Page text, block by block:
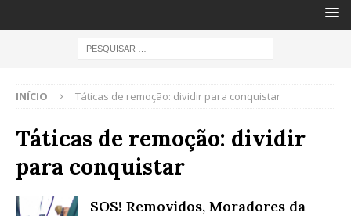
INÍCIO Táticas de remoção: dividir para conquistar
Táticas de remoção: dividir
para conquistar
SOS! Removidos, Moradores da